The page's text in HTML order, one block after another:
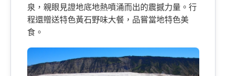
泉，親眼見證地底地熱噴涌而出的震撼力量。行
程還贈送特色黃石野味大餐，品嘗當地特色美
食。